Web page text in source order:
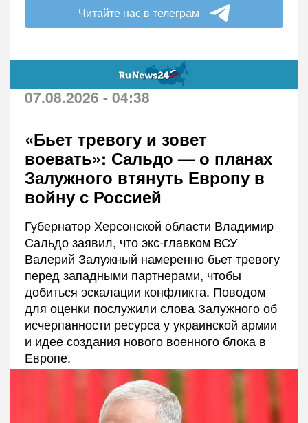
Читайте нас в телеграм
07.08.2026 - 04:38
«Бьет тревогу и зовет
воевать»: Сальдо — о планах
Залужного втянуть Европу в
войну с Россией
Губернатор Херсонской области Владимир
Сальдо заявил, что экс-главком ВСУ
Валерий Залужный намеренно бьет тревогу
перед западными партнерами, чтобы
добиться эскалации конфликта. Поводом
для оценки послужили слова Залужного об
исчерпанности ресурса у украинской армии
и идее создания нового военного блока в
Европе.